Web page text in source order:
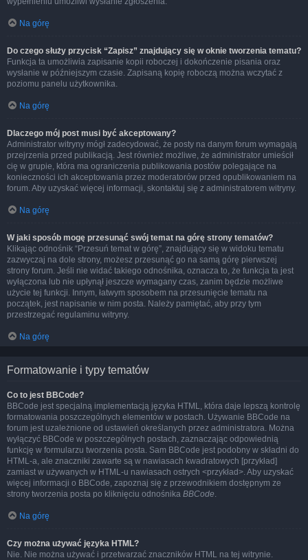
Na górę
Do czego służy przycisk “Zapisz” znajdujący się w oknie tworzenia tematu?
Funkcja ta umożliwia zapisanie kopii roboczej i dokończenie pisania oraz
wysłanie w późniejszym czasie. Zapisaną kopię roboczą można wczytać z
poziomu panelu użytkownika.
Na górę
Dlaczego mój post musi być akceptowany?
Administrator witryny mógł zadecydować, że posty na danym forum wymagają
przejrzenia przed publikacją. Jest również możliwe, że administrator umieścił
cię w grupie, która ma ograniczenia publikowania postów polegające na
konieczności ich akceptowania przez moderatorów przed opublikowaniem na
forum. Aby uzyskać więcej informacji, skontaktuj się z administratorem witryny.
Na górę
W jaki sposób mogę przesunąć swój temat na górę strony tematów?
Klikając odnośnik “Przesuń temat w górę”, znajdujący się w widoku tematu
zazwyczaj na dole strony, możesz przesunąć go na samą górę pierwszej
strony forum. Jeśli nie widać takiego odnośnika, oznacza to, że funkcja ta jest
wyłączona lub nie upłynął jeszcze wymagany czas, zanim będzie możliwe
użycie tej funkcji. Innym, łatwym sposobem na przesunięcie tematu na
początek, jest napisanie w nim posta. Należy pamiętać, aby przy tym
przestrzegać regulaminu witryny.
Na górę
Formatowanie i typy tematów
Co to jest BBCode?
BBCode jest specjalną implementacją języka HTML, która daje lepszą kontrolę
formatowania poszczególnych elementów w postach. Używanie BBCode na
forum jest uzależnione od ustawień określanych przez administratora. Można
wyłączyć BBCode w poszczególnych postach, zaznaczając odpowiednią
funkcję w formularzu tworzenia posta. Sam BBCode jest podobny w składni do
HTML-a, ale znaczniki zawarte są w nawiasach kwadratowych [przykład]
zamiast w używanych w HTML-u nawiasach ostrych <przykład>. Aby uzyskać
więcej informacji o BBCode, zapoznaj się z przewodnikiem dostępnym ze
strony tworzenia posta po kliknięciu odnośnika BBCode.
Na górę
Czy można używać języka HTML?
Nie. Nie można używać i przetwarzać znaczników HTML na tej witrynie.